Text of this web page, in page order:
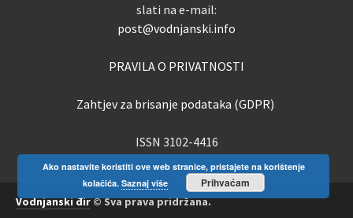
slati na e-mail:
post@vodnjanski.info
PRAVILA O PRIVATNOSTI
Zahtjev za brisanje podataka (GDPR)
ISSN 3102-4416
Vodnjanski đir© Sva prava pridržana.
Ako nastavite koristiti ove web stranice, pristajete na korištenje
kolačića. Saznaj više Prihvaćam